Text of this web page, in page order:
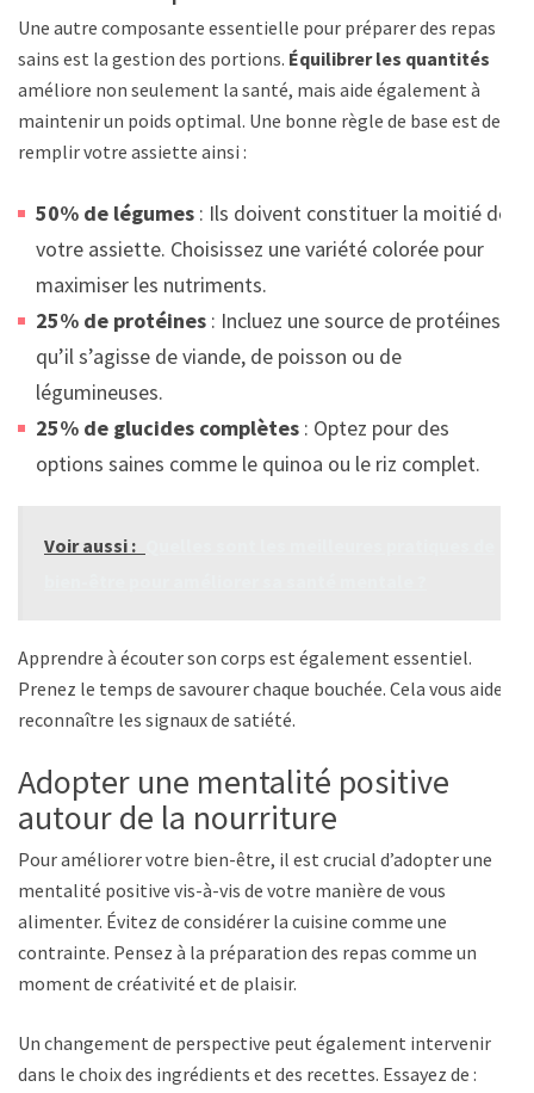
Une autre composante essentielle pour préparer des repas
sains est la gestion des portions. Équilibrer les quantités
améliore non seulement la santé, mais aide également à
maintenir un poids optimal. Une bonne règle de base est de
remplir votre assiette ainsi :
50% de légumes : Ils doivent constituer la moitié de
votre assiette. Choisissez une variété colorée pour
maximiser les nutriments.
25% de protéines : Incluez une source de protéines,
qu’il s’agisse de viande, de poisson ou de
légumineuses.
25% de glucides complètes : Optez pour des
options saines comme le quinoa ou le riz complet.
Voir aussi :
Apprendre à écouter son corps est également essentiel.
Prenez le temps de savourer chaque bouchée. Cela vous aide à
reconnaître les signaux de satiété.
Adopter une mentalité positive
autour de la nourriture
Pour améliorer votre bien-être, il est crucial d’adopter une
mentalité positive vis-à-vis de votre manière de vous
alimenter. Évitez de considérer la cuisine comme une
contrainte. Pensez à la préparation des repas comme un
moment de créativité et de plaisir.
Un changement de perspective peut également intervenir
dans le choix des ingrédients et des recettes. Essayez de :